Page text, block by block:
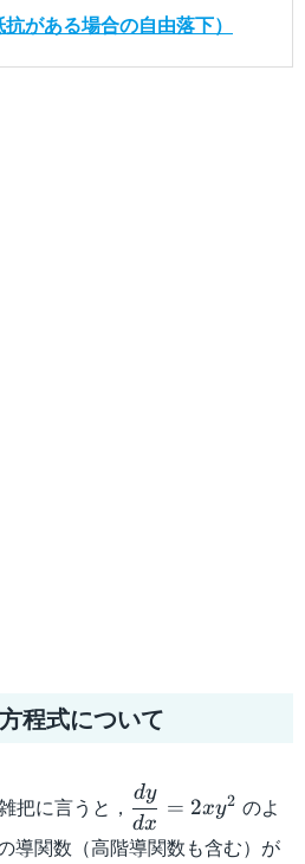
がある場合の自由落下）
程式について
把に言うと， \dfrac{dy}
{dx}=2xy^2
dx
dy
= 2xy2 のよ
導関数（高階導関数も含む）が